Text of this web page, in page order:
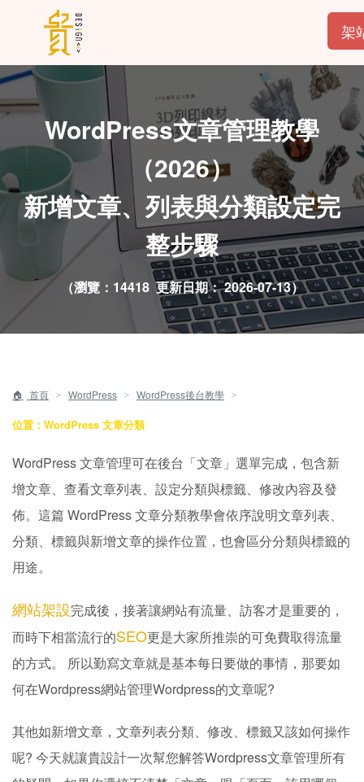
架
WordPress文章管理教學
（2026）
新增文章、列表與分類設定完
整步驟
（瀏覽：14418 更新日期：2026-07-13）
首頁 ＞ WordPress ＞ WordPress後台教學 ＞
位置：WordPress 文章分類
WordPress 文章管理可在後台「文章」選單完成，包含新
增文章、查看文章列表、設定分類與標籤、修改內容及發
佈。這篇 WordPress 文章分類教學會依序說明文章列表、
分類、標籤與新增文章的操作位置，也會區分分類與標籤的
用途。
網站架設完成後，接著讓網站有流量、訪客才是重要的，
而時下相當流行的SEO更是大家所推崇的可免費取得流量
的方式。 所以勤寫文章就是基本每日要做的事情，那要如
何在Wordpress網站管理Wordpress的文章呢?
其他如新增文章，文章列表分類、修改、標籤又該如何操作
呢? 今天就讓貴設計一次幫您解答Wordpress文章管理所有